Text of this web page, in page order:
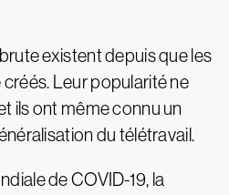
existent depuis que les
Leur popularité ne
ils ont même connu un
du télétravail.
de COVID-19, la